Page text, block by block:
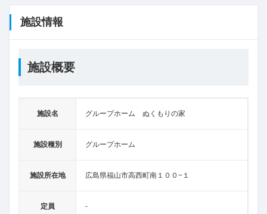
施設情報
施設概要
施設名 グループホーム ぬくもりの家
施設種別 グループホーム
施設所在地 広島県福山市高西町南１００−１
定員 -